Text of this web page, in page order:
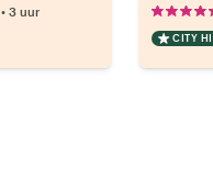
• 3 uur
CITY